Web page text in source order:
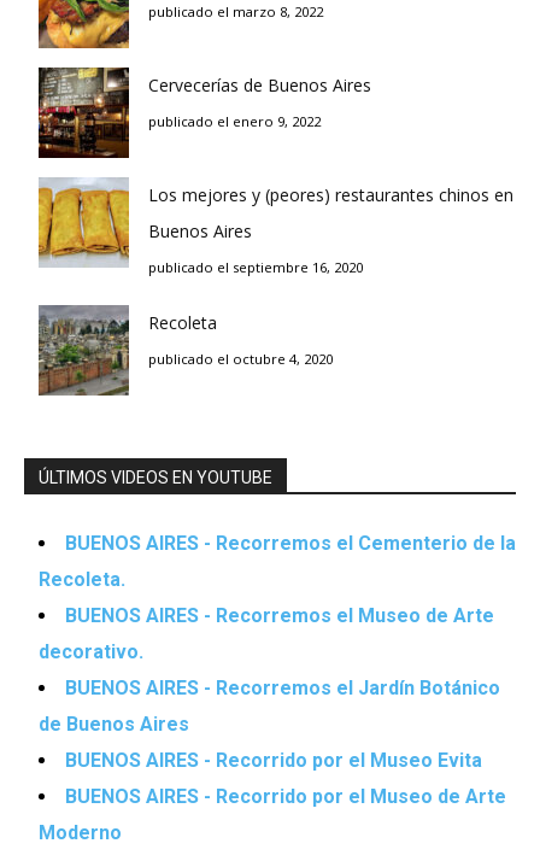
publicado el marzo 8, 2022
Cervecerías de Buenos Aires
publicado el enero 9, 2022
Los mejores y (peores) restaurantes chinos en
Buenos Aires
publicado el septiembre 16, 2020
Recoleta
publicado el octubre 4, 2020
ÚLTIMOS VIDEOS EN YOUTUBE
BUENOS AIRES - Recorremos el Cementerio de la
Recoleta.
BUENOS AIRES - Recorremos el Museo de Arte
decorativo.
BUENOS AIRES - Recorremos el Jardín Botánico
de Buenos Aires
BUENOS AIRES - Recorrido por el Museo Evita
BUENOS AIRES - Recorrido por el Museo de Arte
Moderno